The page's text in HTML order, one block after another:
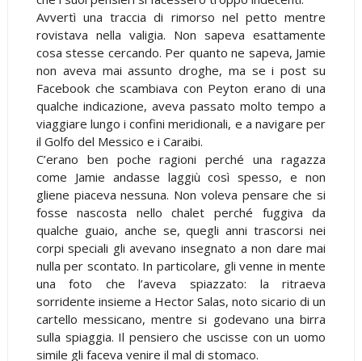
Avvertì una traccia di rimorso nel petto mentre
rovistava nella valigia. Non sapeva esattamente
cosa stesse cercando. Per quanto ne sapeva, Jamie
non aveva mai assunto droghe, ma se i post su
Facebook che scambiava con Peyton erano di una
qualche indicazione, aveva passato molto tempo a
viaggiare lungo i confini meridionali, e a navigare per
il Golfo del Messico e i Caraibi.
C’erano ben poche ragioni perché una ragazza
come Jamie andasse laggiù così spesso, e non
gliene piaceva nessuna. Non voleva pensare che si
fosse nascosta nello chalet perché fuggiva da
qualche guaio, anche se, quegli anni trascorsi nei
corpi speciali gli avevano insegnato a non dare mai
nulla per scontato. In particolare, gli venne in mente
una foto che l’aveva spiazzato: la ritraeva
sorridente insieme a Hector Salas, noto sicario di un
cartello messicano, mentre si godevano una birra
sulla spiaggia. Il pensiero che uscisse con un uomo
simile gli faceva venire il mal di stomaco.